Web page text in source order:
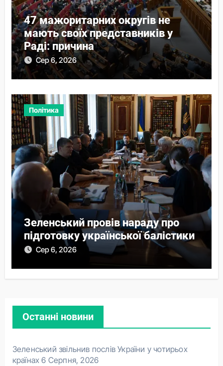
47 мажоритарних округів не
мають своїх представників у
Раді: причина
Сер 6, 2026
Політика
Зеленський провів нараду про
підготовку української балістики
Сер 6, 2026
Останні новини
Зеленський звільнив послів України у чотирьох
країнах 6 Серпня, 2026